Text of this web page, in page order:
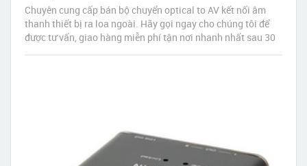
Chuyên cung cấp bán bộ chuyển optical to AV kết nối âm
thanh thiết bị ra loa ngoài. Hãy gọi ngay cho chúng tôi để
được tư vấn, giao hàng miễn phí tận nơi nhanh nhất sau 30